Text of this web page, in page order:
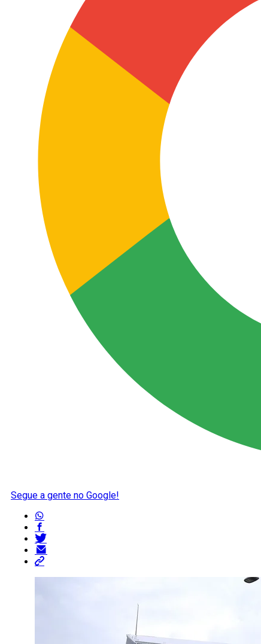
Segue a gente no Google!